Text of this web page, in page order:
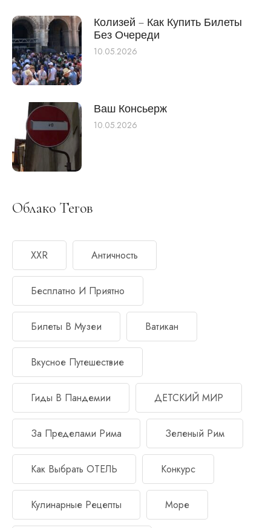
Колизей – Как Купить Билеты
Без Очереди
10.05.2026
Ваш Консьерж
10.05.2026
Облако Тегов
XXR Античность
Бесплатно И Приятно
Билеты В Музеи Ватикан
Вкусное Путешествие
Гиды В Пандемии ДЕТСКИЙ МИР
За Пределами Рима Зеленый Рим
Как Выбрать ОТЕЛЬ Конкурс
Кулинарные Рецепты Море